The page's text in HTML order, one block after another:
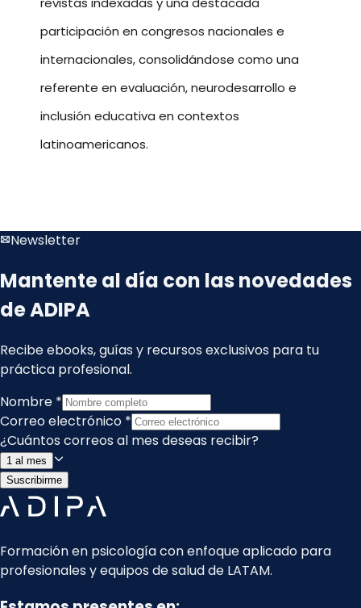
participación en congresos nacionales e
internacionales, consolidándose como una
referente en evaluación, neurodesarrollo e
inclusión educativa en contextos
latinoamericanos.